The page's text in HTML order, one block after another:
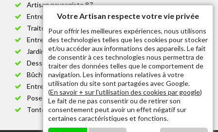
Artisan paysagiste 87
Entreprise de jardinage 87
Traitement anti-chenille 87
Entreprise abattage arbre 87
Jardinier taille de haie 87
Dessouchage arbre et haie 87
Bûcheron 87
Entretien espace vert cimetière 87
Pose et changement grillage et clôture 87
Tonte de pelouse 87
Votre Artisan respecte votre vie privée
Pour offrir les meilleures expériences, nous utilisons
des technologies telles que les cookies pour stocker
et/ou accéder aux informations des appareils. Le fait
de consentir à ces technologies nous permettra de
traiter des données telles que le comportement de
navigation. Les informations relatives à votre
utilisation du site sont partagées avec Google.
(En savoir + sur l'utilisation des cookies par google)
Le fait de ne pas consentir ou de retirer son
consentement peut avoir un effet négatif sur
certaines caractéristiques et fonctions.